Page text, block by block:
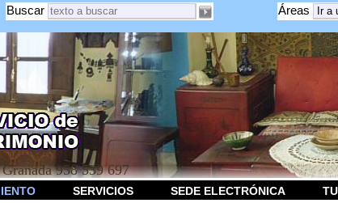
Áreas
Buscar
958 539 697
SERVICIOS SEDE ELECTRÓNICA